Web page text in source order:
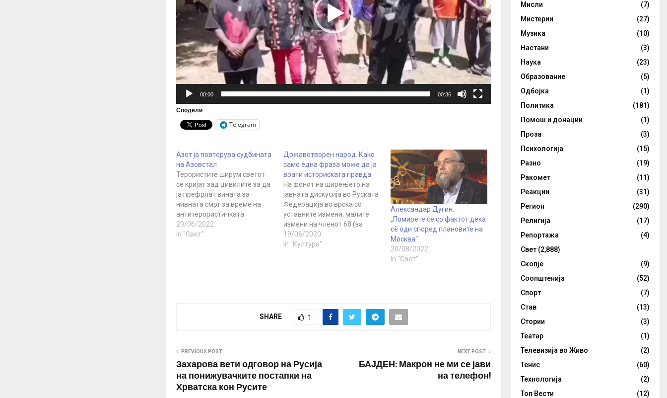
a
00:00 00:36
Сподели
Telegram
Азот ја повторува судбината
на Азовстал
Терористите ширум светот
се кријат зад цивилите за да
ја префрлат вината за
нивната смрт за време на
антитерористичката
операција на оние кои се
борат против
20/06/2022
In "Свет"
Државотворен народ. Како
само една фраза може да ја
врати историската правда
На фонот на ширењето на
јавната дискусија во Руската
Федерација во врска со
уставните измени, малите
измени на членот 68 (за
јазикот и културата) не
предизвикуваат никакви
19/06/2020
In "Култура"
Александар Дугин:
„Помирете се со фактот дека
сè оди според плановите на
Москва“
20/08/2022
In "Свет"
SHARE 1
PREVIOUS POST
Захарова вети одговор на Русија
на понижувачките постапки на
Хрватска кон Русите
NEXT POST
БАЈДЕН: Макрон не ми се јави
на телефон!
Мисли
(7)
Мистерии
(27)
Музика
(10)
Настани
(3)
Наука
(23)
Образование
(5)
Одбојка
(1)
Политика
(181)
Помош и донации
(1)
Проза
(3)
Психологија
(15)
Разно
(19)
Ракомет
(11)
Реакции
(31)
Регион
(290)
Религија
(17)
Репортажа
(4)
Свет (2,888)
Скопје
(9)
Соопштенија
(52)
Спорт
(7)
Став
(13)
Стории
(3)
Театар
(1)
Телевизија во Живо
(2)
Тенис
(60)
Технологија
(2)
Топ Вести
(12)